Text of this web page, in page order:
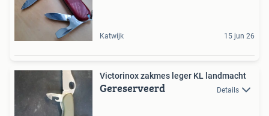
Katwijk 15 jun 26
Victorinox zakmes leger KL landmacht
Gereserveerd Details